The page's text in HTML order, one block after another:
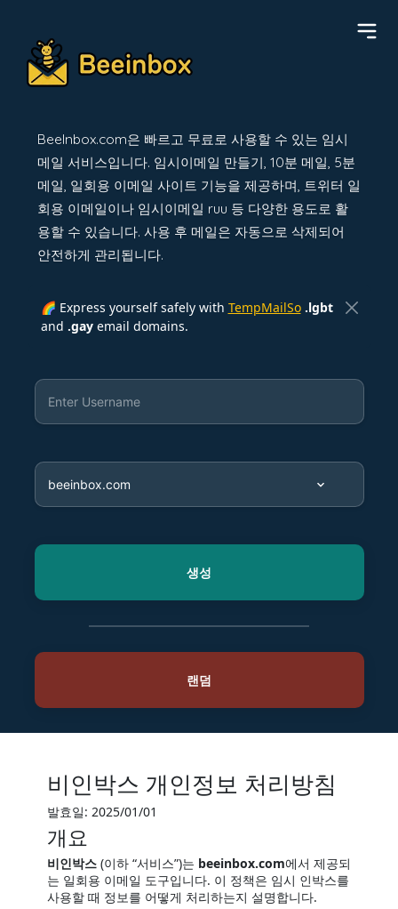
BeeInbox.com은 빠르고 무료로 사용할 수 있는 임시
메일 서비스입니다. 임시이메일 만들기, 10분 메일, 5분
메일, 일회용 이메일 사이트 기능을 제공하며, 트위터 일
회용 이메일이나 임시이메일 ruu 등 다양한 용도로 활
용할 수 있습니다. 사용 후 메일은 자동으로 삭제되어
안전하게 관리됩니다.
🌈 Express yourself safely with TempMailSo .lgbt
and .gayemail domains.
비인박스 개인정보 처리방침
발효일: 2025/01/01
개요
비인박스(이하 “서비스”)는 beeinbox.com에서 제공되
는 일회용 이메일 도구입니다. 이 정책은 임시 인박스를
사용할 때 정보를 어떻게 처리하는지 설명합니다.